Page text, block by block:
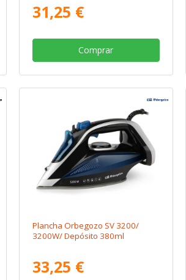
31,25 €
Comprar
Plancha Orbegozo SV 3200/
3200W/ Depósito 380ml
33,25 €